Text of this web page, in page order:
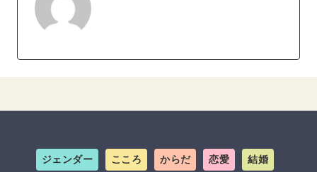
ジェンダー こころ からだ 恋愛 結婚